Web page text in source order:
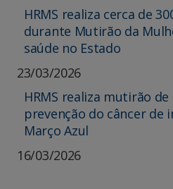
HRMS realiza cerca de
durante Mutirão da
saúde no Estado
23/03/2026
HRMS realiza mutirão
prevenção do câncer
Março Azul
16/03/2026